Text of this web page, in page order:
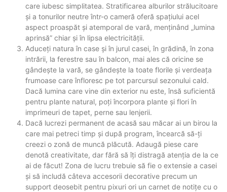
care iubesc simplitatea. Stratificarea alburilor strălucitoare
și a tonurilor neutre într-o cameră oferă spațiului acel
aspect proaspăt și atemporal de vară, menținând „lumina
aprinsă” chiar și în lipsa electricității.
Aduceți natura în case și în jurul casei, în grădină, în zona
intrării, la ferestre sau în balcon, mai ales că oricine se
gândește la vară, se gândește la toate florile și verdeața
frumoase care înfloresc pe tot parcursul sezonului cald.
Dacă lumina care vine din exterior nu este, însă suficientă
pentru plante natural, poți încorpora plante și flori în
imprimeuri de tapet, perne sau lenjerii.
Dacă lucrezi permanent de acasă sau măcar ai un birou la
care mai petreci timp și după program, încearcă să-ți
creezi o zonă de muncă plăcută. Adaugă piese care
denotă creativitate, dar fără să îți distragă atenția de la ce
ai de făcut! Zona de lucru trebuie să fie o extensie a casei
și să includă câteva accesorii decorative precum un
support deosebit pentru pixuri ori un carnet de notițe cu o